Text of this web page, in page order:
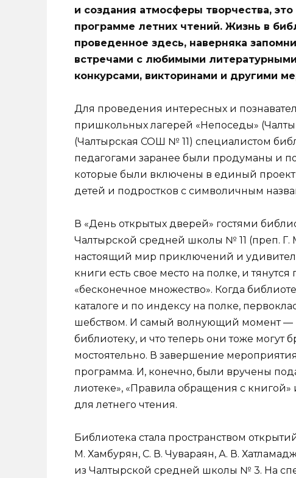
и создания атмосферы твор­чества,
программе летних чтений. Жизнь в
проведенное здесь, наверняка
встречами с любимыми
конкурсами, викторинами и другими
Для проведения интересных и
пришкольных лагерей «Непоседы»
(Чалтырская СОШ № 11) специали­стом
педагогами заранее были проду­маны и
которые были включены в единый
детей и подростков с символичным
В «День открытых дверей» гостями
Чалтырской средней школы № 11 (преп. Г.
настоящий мир приключений и
книги есть свое место на полке, и
«бесконечное множество». Когда
каталоге и по индексу на полке,
шебством. И самый волнующий момент —
библиотеку, и что теперь они тоже могут
мостоятельно. В завершение
программа. И, конечно, были вручены
лиотеке», «Правила обращения с
для летнего чтения.
Библиотека стала пространством
М. Хамбурян, С. В. Чувараян, А. В.
из Чалтырской сред­ней школы № 3. На